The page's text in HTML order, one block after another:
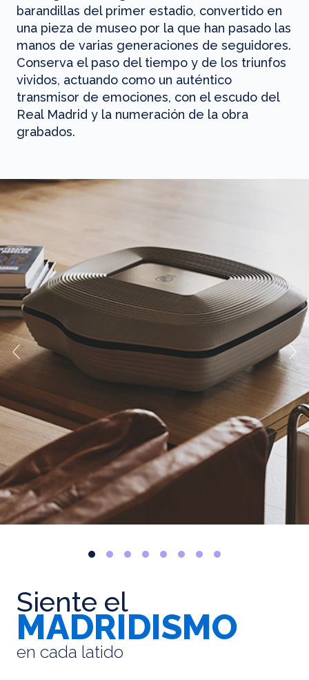
barandillas del primer estadio, convertido en
una pieza de museo por la que han pasado las
manos de varias generaciones de seguidores.
Conserva el paso del tiempo y de los triunfos
vividos, actuando como un auténtico
transmisor de emociones, con el escudo del
Real Madrid y la numeración de la obra
grabados.
Siente el
MADRIDISMO
en cada latido